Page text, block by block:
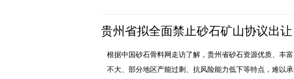
贵州省拟全面禁止砂石矿山协议出
根据中国砂石骨料网走访了解，贵州省砂石资源优质、丰
不大、部分地区产能过剩、抗风险能力低下等特点，难以